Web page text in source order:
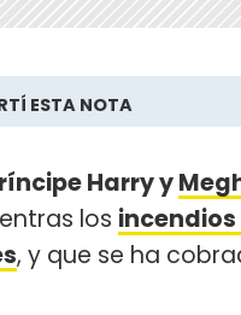
ESTA NOTA
Harry y
los
, y que se ha